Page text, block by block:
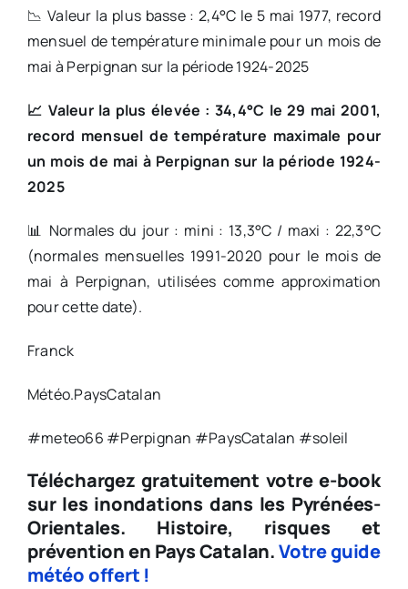
📉 Valeur la plus basse : 2,4°C le 5 mai 1977, record
mensuel de température minimale pour un mois de
mai à Perpignan sur la période 1924-2025
📈 Valeur la plus élevée : 34,4°C le 29 mai 2001,
record mensuel de température maximale pour
un mois de mai à Perpignan sur la période 1924-
2025
📊 Normales du jour : mini : 13,3°C / maxi : 22,3°C
(normales mensuelles 1991-2020 pour le mois de
mai à Perpignan, utilisées comme approximation
pour cette date).
Franck
Météo.PaysCatalan
#meteo66 #Perpignan #PaysCatalan #soleil
Téléchargez gratuitement votre e-book
sur les inondations dans les Pyrénées-
Orientales. Histoire, risques et
prévention en Pays Catalan.Votre guide
météo offert !